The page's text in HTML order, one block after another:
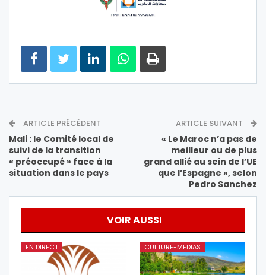
ARTICLE PRÉCÉDENT
Mali : le Comité local de
suivi de la transition
« préoccupé » face à la
situation dans le pays
ARTICLE SUIVANT
« Le Maroc n’a pas de
meilleur ou de plus
grand allié au sein de l’UE
que l’Espagne », selon
Pedro Sanchez
VOIR AUSSI
EN DIRECT CULTURE-MEDIAS